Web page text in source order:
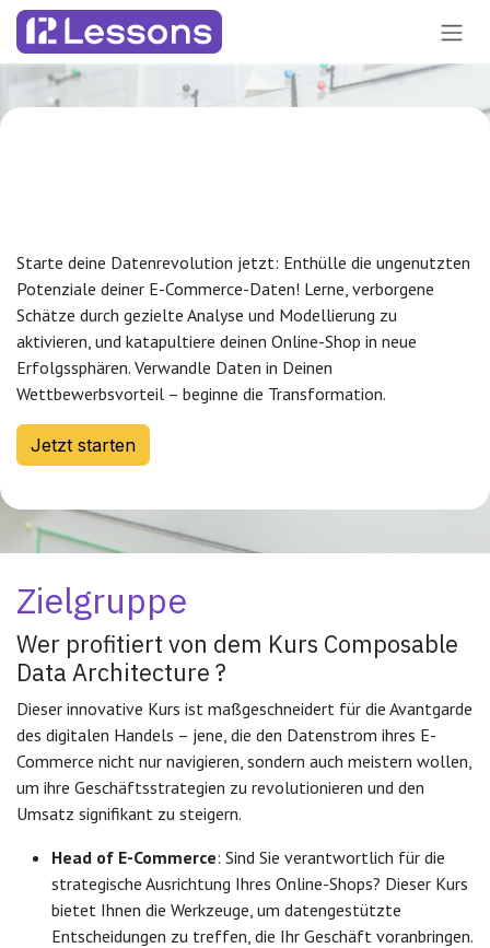
Zum Inhalt springen
Starte deine Datenrevolution jetzt: Enthülle die ungenutzten
Potenziale deiner E-Commerce-Daten! Lerne, verborgene
Schätze durch gezielte Analyse und Modellierung zu
aktivieren, und katapultiere deinen Online-Shop in neue
Erfolgssphären. Verwandle Daten in Deinen
Wettbewerbsvorteil – beginne die Transformation.
Jetzt starten
Zielgruppe
Wer profitiert von dem Kurs Composable
Data Architecture ?
Dieser innovative Kurs ist maßgeschneidert für die Avantgarde
des digitalen Handels – jene, die den Datenstrom ihres E-
Commerce nicht nur navigieren, sondern auch meistern wollen,
um ihre Geschäftsstrategien zu revolutionieren und den
Umsatz signifikant zu steigern.
Head of E-Commerce: Sind Sie verantwortlich für die
strategische Ausrichtung Ihres Online-Shops? Dieser Kurs
bietet Ihnen die Werkzeuge, um datengestützte
Entscheidungen zu treffen, die Ihr Geschäft voranbringen.